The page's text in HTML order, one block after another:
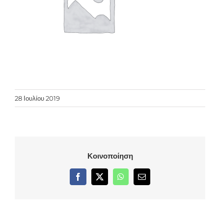
28 Ιουλίου 2019
Κοινοποίηση
Facebook
X WhatsApp
Email